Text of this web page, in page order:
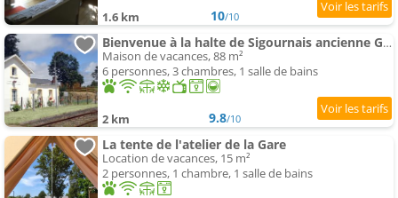
1.6 km 10/10
Bienvenue à la halte de Sigournais ancienne Gare
Maison de vacances, 88 m²
6 personnes, 3 chambres, 1 salle de bains
2 km 9.8/10
La tente de l'atelier de la Gare
Location de vacances, 15 m²
2 personnes, 1 chambre, 1 salle de bains